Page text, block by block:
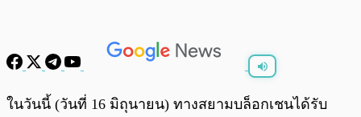
พร้อมเล่น /0:00
ในวันนี้ (วันที่ 16 มิถุนายน) ทางสยามบล็อกเชนได้รับ